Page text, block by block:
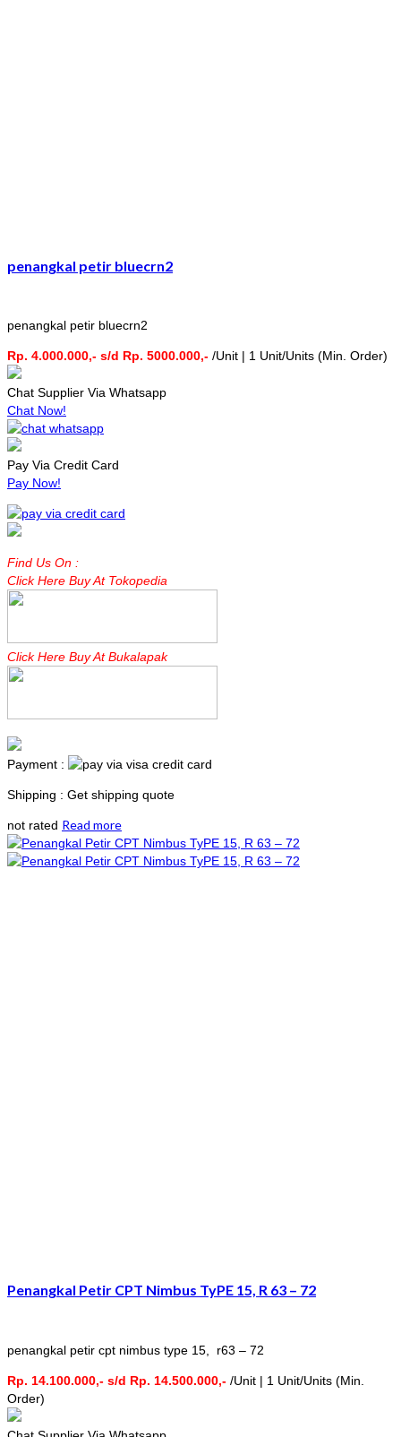
penangkal petir bluecrn2
penangkal petir bluecrn2
Rp. 4.000.000,- s/d Rp. 5000.000,- /Unit | 1 Unit/Units (Min. Order)
Chat Supplier Via Whatsapp
Chat Now!
Pay Via Credit Card
Pay Now!
Find Us On :
Click Here Buy At Tokopedia
Click Here Buy At Bukalapak
Payment :
Shipping : Get shipping quote
not rated Read more
Penangkal Petir CPT Nimbus TyPE 15, R 63 – 72
penangkal petir cpt nimbus type 15, r63 – 72
Rp. 14.100.000,- s/d Rp. 14.500.000,- /Unit | 1 Unit/Units (Min.
Order)